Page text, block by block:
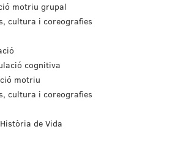
motriu grupal
cultura i coreografies
cognitiva
motriu
cultura i coreografies
de Vida